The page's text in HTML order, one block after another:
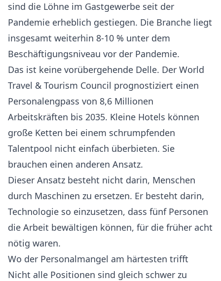
sind die Löhne im Gastgewerbe seit der
Pandemie erheblich gestiegen. Die Branche liegt
insgesamt weiterhin 8-10 % unter dem
Beschäftigungsniveau vor der Pandemie.
Das ist keine vorübergehende Delle. Der World
Travel & Tourism Council prognostiziert einen
Personalengpass von 8,6 Millionen
Arbeitskräften bis 2035. Kleine Hotels können
große Ketten bei einem schrumpfenden
Talentpool nicht einfach überbieten. Sie
brauchen einen anderen Ansatz.
Dieser Ansatz besteht nicht darin, Menschen
durch Maschinen zu ersetzen. Er besteht darin,
Technologie so einzusetzen, dass fünf Personen
die Arbeit bewältigen können, für die früher acht
nötig waren.
Wo der Personalmangel am härtesten trifft
Nicht alle Positionen sind gleich schwer zu